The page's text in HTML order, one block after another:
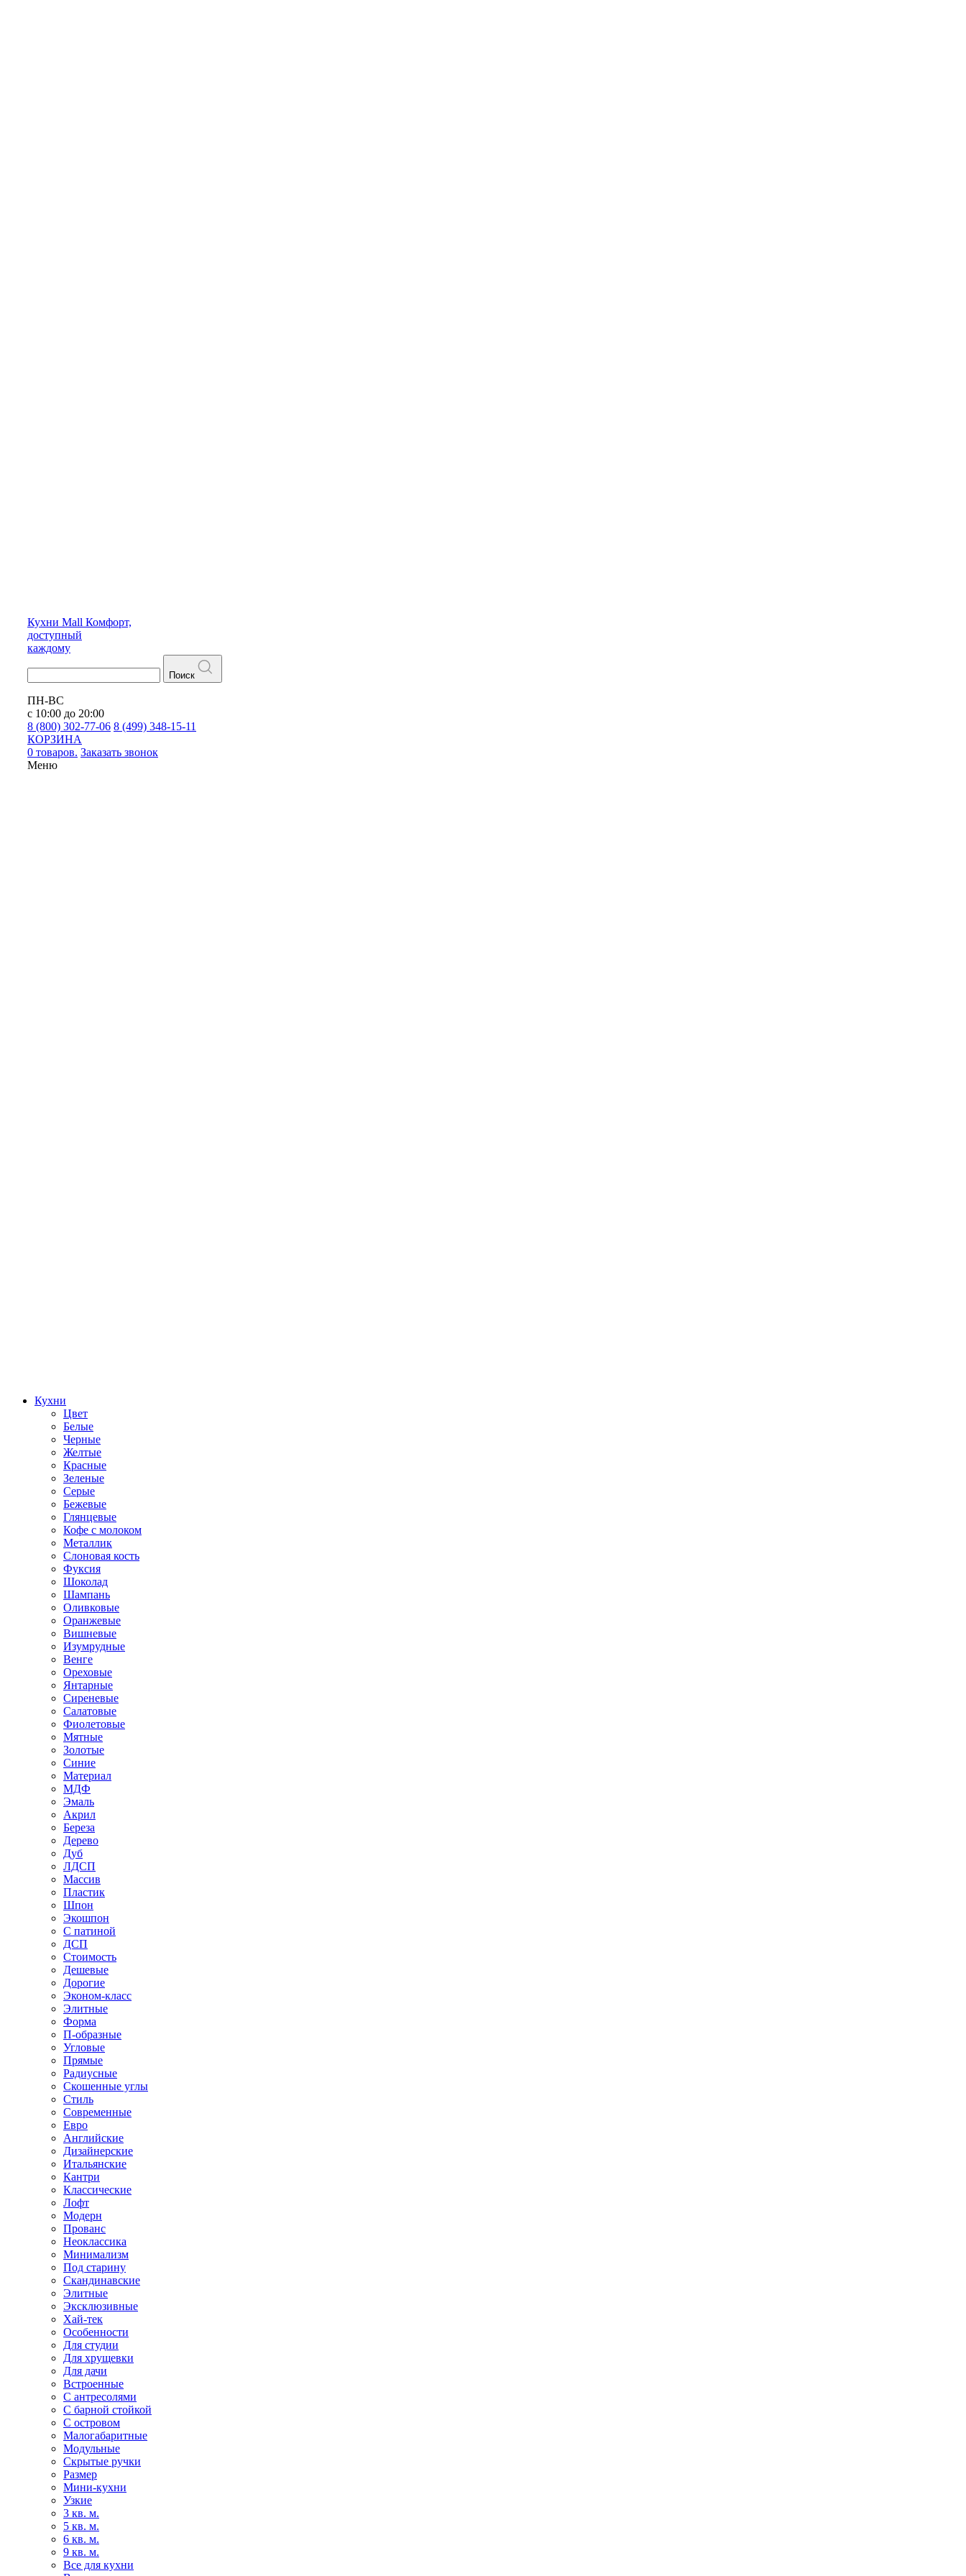
Кухни Mall Комфорт,
доступный
каждому
Поиск
ПН-ВС
с 10:00 до 20:00
8 (800) 302-77-06 8 (499) 348-15-11
КОРЗИНА
0 товаров. Заказать звонок
Меню
Кухни
Цвет
Белые
Черные
Желтые
Красные
Зеленые
Серые
Бежевые
Глянцевые
Кофе с молоком
Металлик
Слоновая кость
Фуксия
Шоколад
Шампань
Оливковые
Оранжевые
Вишневые
Изумрудные
Венге
Ореховые
Янтарные
Сиреневые
Салатовые
Фиолетовые
Мятные
Золотые
Синие
Материал
МДФ
Эмаль
Акрил
Береза
Дерево
Дуб
ЛДСП
Массив
Пластик
Шпон
Экошпон
С патиной
ДСП
Стоимость
Дешевые
Дорогие
Эконом-класс
Элитные
Форма
П-образные
Угловые
Прямые
Радиусные
Скошенные углы
Стиль
Современные
Евро
Английские
Дизайнерские
Итальянские
Кантри
Классические
Лофт
Модерн
Прованс
Неоклассика
Минимализм
Под старину
Скандинавские
Элитные
Эксклюзивные
Хай-тек
Особенности
Для студии
Для хрущевки
Для дачи
Встроенные
С антресолями
С барной стойкой
С островом
Малогабаритные
Модульные
Скрытые ручки
Размер
Мини-кухни
Узкие
3 кв. м.
5 кв. м.
6 кв. м.
9 кв. м.
Все для кухни